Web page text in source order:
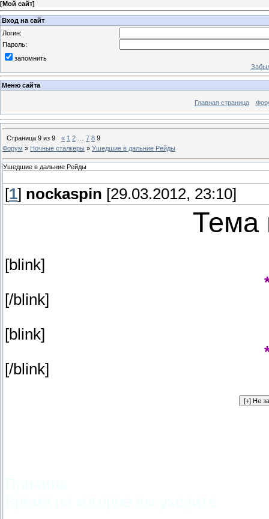
[Мой сайт]
Вход на сайт
Логин:
Пароль:
запомнить
Меню сайта
Главная страница
Страница 9 из 9 « 1 2 7 8 9
Форум » Ночные сталкеры » Ушедшие в дальние Рейды
Ушедшие в дальние Рейды
[1] nockaspin [29.03.2012, 23:10]
Тема
[blink]
[/blink]
[blink]
[/blink]